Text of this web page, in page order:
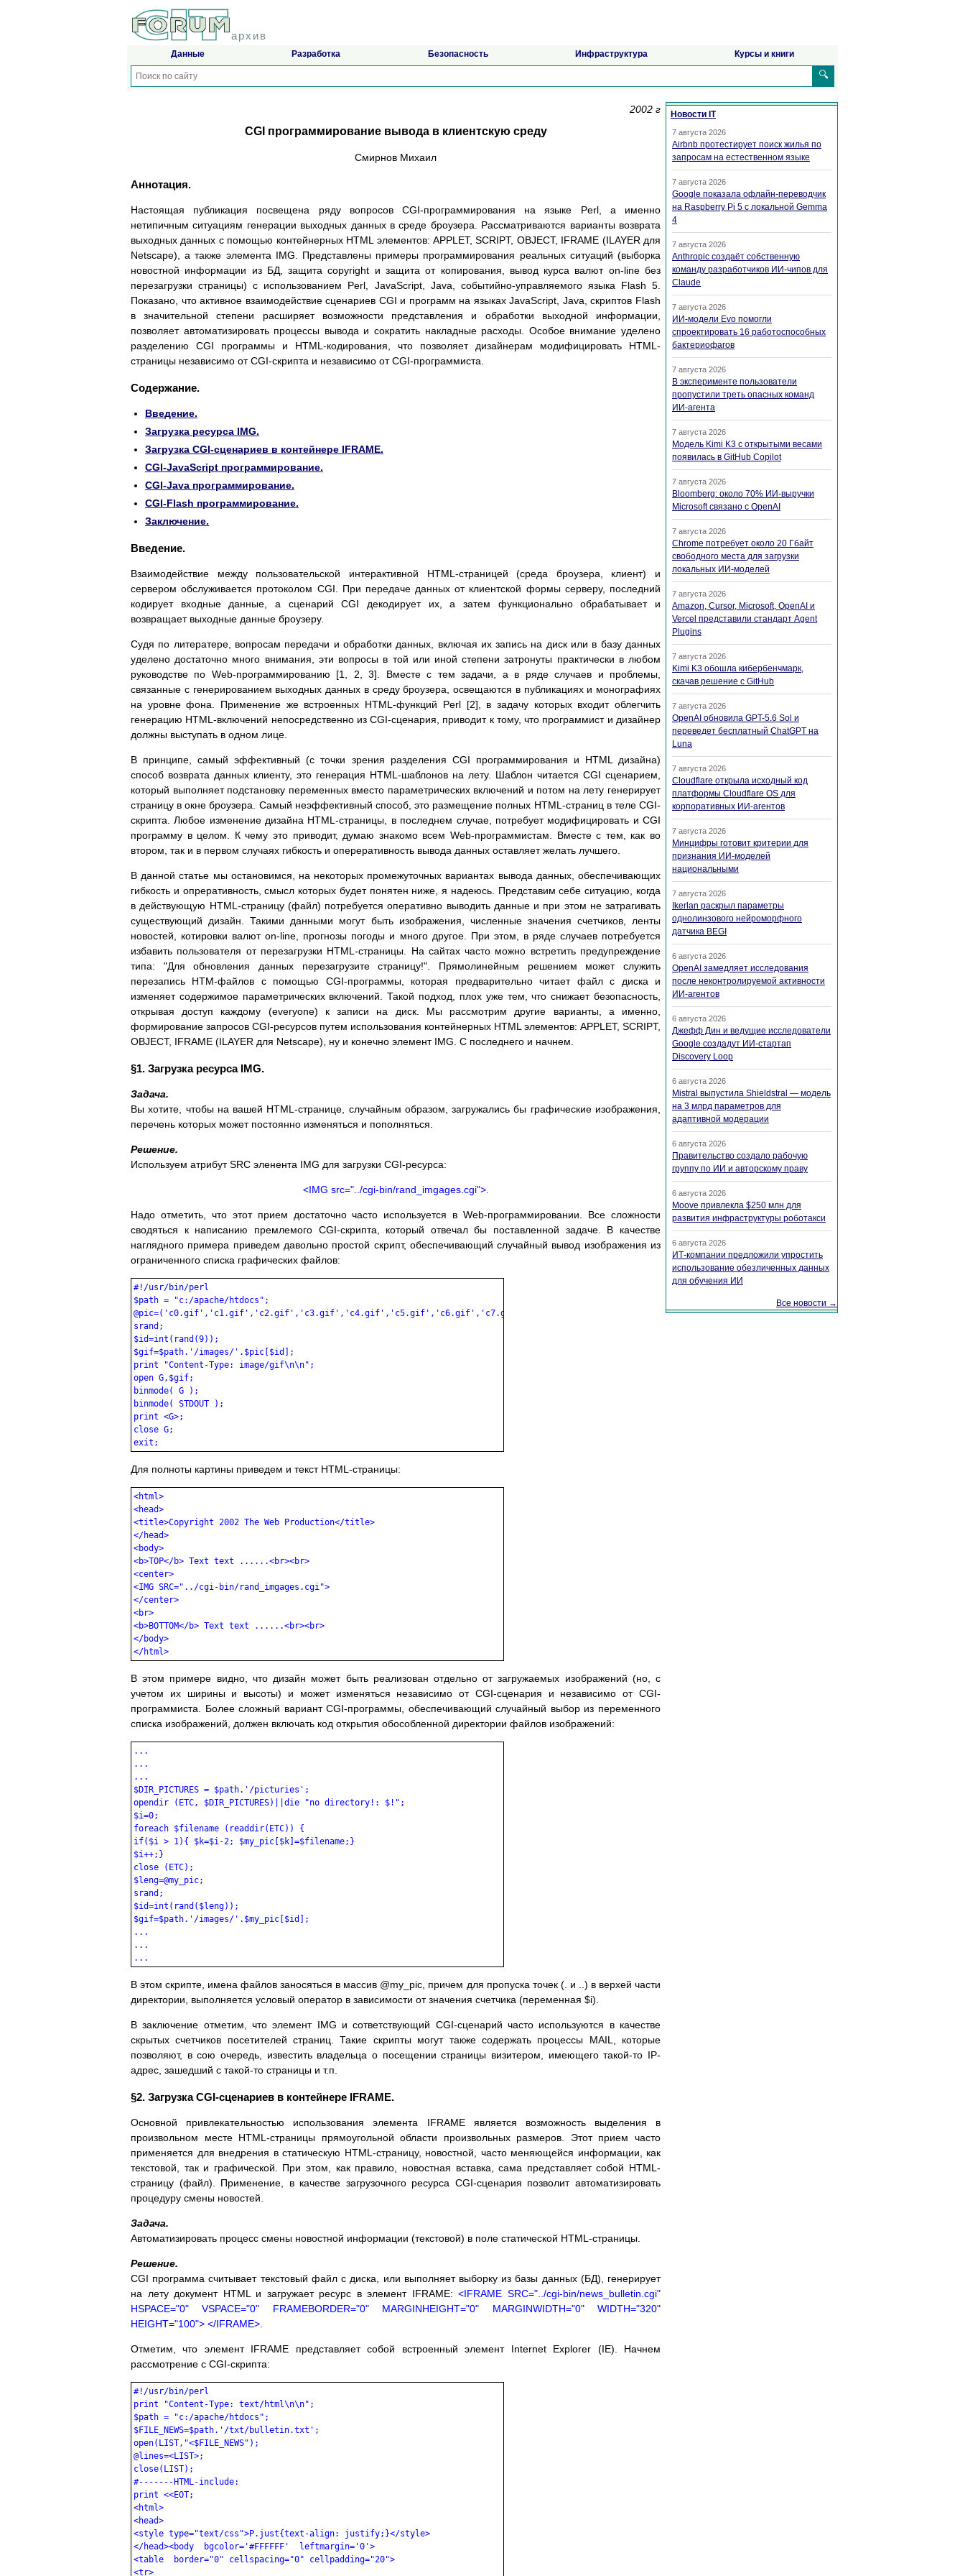
архив
Данные Разработка Безопасность Инфраструктура Курсы и книги
🔍
2002 г
CGI программирование вывода в клиентскую среду
Смирнов Михаил
Аннотация.
Настоящая публикация посвещена ряду вопросов CGI-программирования на языке Perl, а именно
нетипичным ситуациям генерации выходных данных в среде броузера. Рассматриваются варианты возврата
выходных данных с помощью контейнерных HTML элементов: APPLET, SCRIPT, OBJECT, IFRAME (ILAYER для
Netscape), а также элемента IMG. Представлены примеры программирования реальных ситуаций (выборка
новостной информации из БД, защита copyright и защита от копирования, вывод курса валют on-line без
перезагрузки страницы) с использованием Perl, JavaScript, Java, событийно-управляемого языка Flash 5.
Показано, что активное взаимодействие сценариев CGI и программ на языках JavaScript, Java, скриптов Flash
в значительной степени расширяет возможности представления и обработки выходной информации,
позволяет автоматизировать процессы вывода и сократить накладные расходы. Особое внимание уделено
разделению CGI программы и HTML-кодирования, что позволяет дизайнерам модифицировать HTML-
страницы независимо от CGI-скрипта и независимо от CGI-программиста.
Содержание.
Введение.
Загрузка ресурса IMG.
Загрузка CGI-сценариев в контейнере IFRAME.
CGI-JavaScript программирование.
CGI-Java программирование.
CGI-Flash программирование.
Заключение.
Введение.
Взаимодействие между пользовательской интерактивной HTML-страницей (среда броузера, клиент) и
сервером обслуживается протоколом CGI. При передаче данных от клиентской формы серверу, последний
кодирует входные данные, а сценарий CGI декодирует их, а затем функционально обрабатывает и
возвращает выходные данные броузеру.
Судя по литератере, вопросам передачи и обработки данных, включая их запись на диск или в базу данных
уделено достаточно много внимания, эти вопросы в той или иной степени затронуты практически в любом
руководстве по Web-программированию [1, 2, 3]. Вместе с тем задачи, а в ряде случаев и проблемы,
связанные с генерированием выходных данных в среду броузера, освещаются в публикациях и монографиях
на уровне фона. Применение же встроенных HTML-функций Perl [2], в задачу которых входит облегчить
генерацию HTML-включений непосредственно из CGI-сценария, приводит к тому, что программист и дизайнер
должны выступать в одном лице.
В принципе, самый эффективный (с точки зрения разделения CGI программирования и HTML дизайна)
способ возврата данных клиенту, это генерация HTML-шаблонов на лету. Шаблон читается CGI сценарием,
который выполняет подстановку переменных вместо параметрических включений и потом на лету генерирует
страницу в окне броузера. Самый неэффективный способ, это размещение полных HTML-страниц в теле CGI-
скрипта. Любое изменение дизайна HTML-страницы, в последнем случае, потребует модифицировать и CGI
программу в целом. К чему это приводит, думаю знакомо всем Web-программистам. Вместе с тем, как во
втором, так и в первом случаях гибкость и опереративность вывода данных оставляет желать лучшего.
В данной статье мы остановимся, на некоторых промежуточных вариантах вывода данных, обеспечивающих
гибкость и опреративность, смысл которых будет понятен ниже, я надеюсь. Представим себе ситуацию, когда
в действующую HTML-страницу (файл) потребуется оперативно выводить данные и при этом не затрагивать
существующий дизайн. Такими данными могут быть изображения, численные значения счетчиков, ленты
новостей, котировки валют on-line, прогнозы погоды и много другое. При этом, в ряде случаев потребуется
избавить пользователя от перезагрузки HTML-страницы. На сайтах часто можно встретить предупреждение
типа: "Для обновления данных перезагрузите страницу!". Прямолинейным решением может служить
перезапись HTM-файлов с помощью CGI-программы, которая предварительно читает файл с диска и
изменяет содержимое параметрических включений. Такой подход, плох уже тем, что снижает безопасность,
открывая доступ каждому (everyone) к записи на диск. Мы рассмотрим другие варианты, а именно,
формирование запросов CGI-ресурсов путем использования контейнерных HTML элементов: APPLET, SCRIPT,
OBJECT, IFRAME (ILAYER для Netscape), ну и конечно элемент IMG. С последнего и начнем.
§1. Загрузка ресурса IMG.
Задача.
Вы хотите, чтобы на вашей HTML-странице, случайным образом, загружались бы графические изображения,
перечень которых может постоянно изменяться и пополняться.
Решение.
Используем атрибут SRC эленента IMG для загрузки CGI-ресурса:
<IMG src="../cgi-bin/rand_imgages.cgi">.
Надо отметить, что этот прием достаточно часто используется в Web-программировании. Все сложности
сводяться к написанию премлемого CGI-скрипта, который отвечал бы поставленной задаче. В качестве
наглядного примера приведем давольно простой скрипт, обеспечивающий случайный вывод изображения из
ограниченного списка графических файлов:
#!/usr/bin/perl
$path = "c:/apache/htdocs";
@pic=('c0.gif','c1.gif','c2.gif','c3.gif','c4.gif','c5.gif','c6.gif','c7.gif','c8.gif');
srand;
$id=int(rand(9));
$gif=$path.'/images/'.$pic[$id];
print "Content-Type: image/gif\n\n";
open G,$gif;
binmode( G );
binmode( STDOUT );
print <G>;
close G;
Для полноты картины приведем и текст HTML-страницы:
<html>
<head>
<title>Copyright 2002 The Web Production</title>
</head>
<body>
<b>TOP</b> Text text ......<br><br>
<center>
<IMG SRC="../cgi-bin/rand_imgages.cgi">
</center>
<br>
<b>BOTTOM</b> Text text ......<br><br>
</body>
В этом примере видно, что дизайн может быть реализован отдельно от загружаемых изображений (но, с
учетом их ширины и высоты) и может изменяться независимо от CGI-сценария и независимо от CGI-
программиста. Более сложный вариант CGI-программы, обеспечивающий случайный выбор из переменного
списка изображений, должен включать код открытия обособленной директории файлов изображений:
...
...
...
$DIR_PICTURES = $path.'/picturies';
opendir (ETC, $DIR_PICTURES)||die "no directory!: $!";
$i=0;
foreach $filename (readdir(ETC)) {
if($i > 1){ $k=$i-2; $my_pic[$k]=$filename;}
$i++;}
close (ETC);
$leng=@my_pic;
srand;
$id=int(rand($leng));
$gif=$path.'/images/'.$my_pic[$id];
...
...
В этом скрипте, имена файлов заносяться в массив @my_pic, причем для пропуска точек (. и ..) в верхей части
директории, выполняется условый оператор в зависимости от значения счетчика (переменная $i).
В заключение отметим, что элемент IMG и сответствующий CGI-сценарий часто используются в качестве
скрытых счетчиков посетителей страниц. Такие скрипты могут также содержать процессы MAIL, которые
позволяют, в сою очередь, известить владельца о посещении страницы визитером, имеющего такой-то IP-
адрес, зашедший с такой-то страницы и т.п.
§2. Загрузка CGI-сценариев в контейнере IFRAME.
Основной привлекательностью использования элемента IFRAME является возможность выделения в
произвольном месте HTML-страницы прямоугольной области произвольных размеров. Этот прием часто
применяется для внедрения в статическую HTML-страницу, новостной, часто меняющейся информации, как
текстовой, так и графической. При этом, как правило, новостная вставка, сама представляет собой HTML-
страницу (файл). Применение, в качестве загрузочного ресурcа CGI-сценария позволит автоматизировать
процедуру смены новостей.
Задача.
Автоматизировать процесс смены новостной информации (текстовой) в поле статической HTML-страницы.
Решение.
CGI программа считывает текстовый файл с диска, или выполняет выборку из базы данных (БД), генерирует
на лету документ HTML и загружает ресурс в элемент IFRAME:<IFRAME SRC="../cgi-bin/news_bulletin.cgi"
HSPACE="0" VSPACE="0" FRAMEBORDER="0" MARGINHEIGHT="0" MARGINWIDTH="0" WIDTH="320"
HEIGHT="100"> </IFRAME>.
Отметим, что элемент IFRAME представляет собой встроенный элемент Internet Explorer (IE). Начнем
рассмотрение с CGI-скрипта:
#!/usr/bin/perl
print "Content-Type: text/html\n\n";
$path = "c:/apache/htdocs";
$FILE_NEWS=$path.'/txt/bulletin.txt';
open(LIST,"<$FILE_NEWS");
@lines=<LIST>;
close(LIST);
#-------HTML-include:
print <<EOT;
<html>
<head>
<style type="text/css">P.just{text-align: justify;}</style>
</head><body  bgcolor='#FFFFFF'  leftmargin='0'>
<table  border="0" cellspacing="0" cellpadding="20">
<tr>
Новости IT
7 августа 2026
Airbnb протестирует поиск жилья по
запросам на естественном языке
7 августа 2026
Google показала офлайн-переводчик
на Raspberry Pi 5 с локальной Gemma
4
7 августа 2026
Anthropic создаёт собственную
команду разработчиков ИИ-чипов для
Claude
7 августа 2026
ИИ-модели Evo помогли
спроектировать 16 работоспособных
бактериофагов
7 августа 2026
В эксперименте пользователи
пропустили треть опасных команд
ИИ-агента
7 августа 2026
Модель Kimi K3 с открытыми весами
появилась в GitHub Copilot
7 августа 2026
Bloomberg: около 70% ИИ-выручки
Microsoft связано с OpenAI
7 августа 2026
Chrome потребует около 20 Гбайт
свободного места для загрузки
локальных ИИ-моделей
7 августа 2026
Amazon, Cursor, Microsoft, OpenAI и
Vercel представили стандарт Agent
Plugins
7 августа 2026
Kimi K3 обошла кибербенчмарк,
скачав решение с GitHub
7 августа 2026
OpenAI обновила GPT-5.6 Sol и
переведет бесплатный ChatGPT на
Luna
7 августа 2026
Cloudflare открыла исходный код
платформы Cloudflare OS для
корпоративных ИИ-агентов
7 августа 2026
Минцифры готовит критерии для
признания ИИ-моделей
национальными
7 августа 2026
Ikerlan раскрыл параметры
однолинзового нейроморфного
датчика BEGI
6 августа 2026
OpenAI замедляет исследования
после неконтролируемой активности
ИИ-агентов
6 августа 2026
Джефф Дин и ведущие исследователи
Google создадут ИИ-стартап
Discovery Loop
6 августа 2026
Mistral выпустила Shieldstral — модель
на 3 млрд параметров для
адаптивной модерации
6 августа 2026
Правительство создало рабочую
группу по ИИ и авторскому праву
6 августа 2026
Moove привлекла $250 млн для
развития инфраструктуры роботакси
6 августа 2026
ИТ-компании предложили упростить
использование обезличенных данных
для обучения ИИ
Все новости →